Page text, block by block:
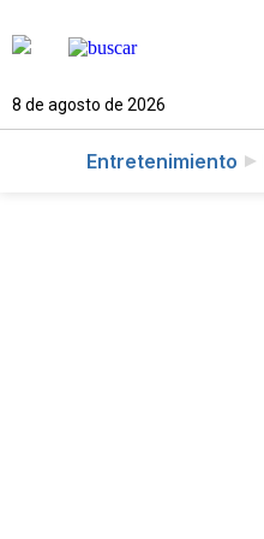
8 de agosto de 2026
Entretenimiento